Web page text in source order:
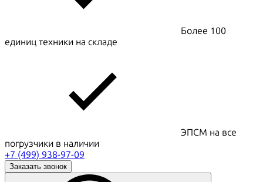
Более 100
единиц техники на складе
ЭПСМ на все
погрузчики в наличии
+7 (499) 938-97-09
Заказать звонок